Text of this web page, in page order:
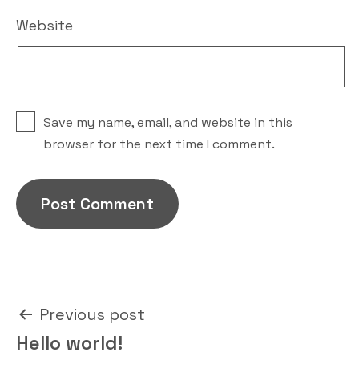
Website
Save my name, email, and website in this
browser for the next time I comment.
Post
navigation
Previous post
Hello world!